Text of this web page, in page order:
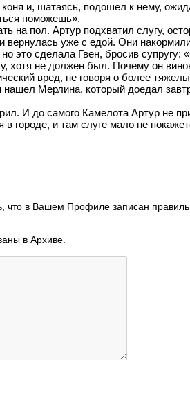
и, шатаясь, подошел к нему,
поможешь».
пол. Артур подхватил слугу,
вернулась уже с едой. Они
это сделала Гвен, бросив
хотя не должен был. Почему он
вред, не говоря о более
Мерлина, который доедал
И до самого Камелота Артур не
городе, и там слуге мало не
что в Вашем Профиле записан
в Архиве.